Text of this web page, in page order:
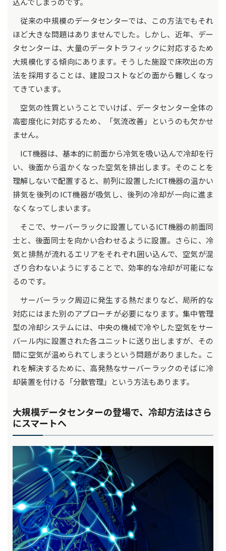
従来の中規模のデータセンターでは、この方法でもそれ
ほど大きな問題はありませんでした。しかし、近年、デー
タセンターは、大量のデータトラフィックに対応するため
大規模化する傾向にあります。そうした施設で床吹出の方
法を採用することは、建設コストなどの面から難しくなっ
てきています。
空気の性質ということでいけば、データセンター全体の
高密度化に対応するため、「気流改善」というのも欠かせ
ません。
ICT機器は、基本的に前面から冷気を吸い込んで冷却を行
い、後面から温かくなった空気を排出します。そのことを
理解しないで配置すると、前列に設置したICT機器の温かい
排気を後列のICT機器が吸気し、後列の冷却が一向に進ま
なくなってしまいます。
そこで、サーバーラックに設置しているICT機器の前面同
士と、後面同士を向かい合わせるように設置。さらに、冷
気と排熱が流れるエリアをそれぞれ囲い込んで、空気が混
ざり合わないようにすることで、効率的な冷却が可能にな
るのです。
サーバーラック周辺に発生する熱だまりなど、局所的な
対応にはまた別のアプローチが必要になります。集中管理
型の冷却システムには、中央の機械で冷やした空気をサー
バール内に設置された各ユニットに送り出しますが、その
間に空気が温められてしまうという問題がありました。こ
れを解決するために、高発熱なサーバーラックのそばに冷
却装置を付ける「分散管理」という方法もあります。
大規模データセンターの登場で、冷却方法はさら
にスマートへ